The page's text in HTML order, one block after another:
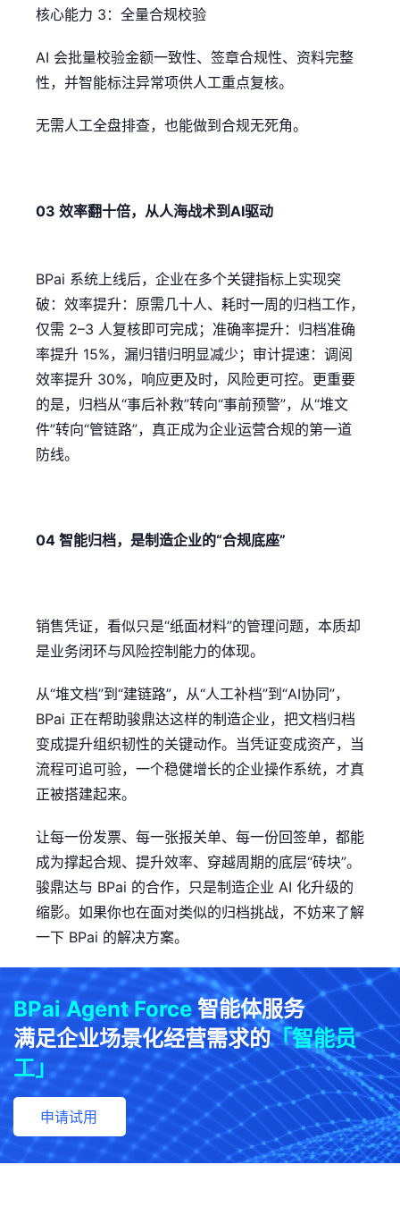
核心能力 3：全量合规校验
AI 会批量校验金额一致性、签章合规性、资料完整
性，并智能标注异常项供人工重点复核。
无需人工全盘排查，也能做到合规无死角。
03 效率翻十倍，从人海战术到AI驱动
BPai 系统上线后，企业在多个关键指标上实现突
破：效率提升：原需几十人、耗时一周的归档工作，
仅需 2–3 人复核即可完成；准确率提升：归档准确
率提升 15%，漏归错归明显减少；审计提速：调阅
效率提升 30%，响应更及时，风险更可控。更重要
的是，归档从“事后补救”转向“事前预警”，从“堆文
件”转向“管链路”，真正成为企业运营合规的第一道
防线。
04 智能归档，是制造企业的“合规底座”
销售凭证，看似只是“纸面材料”的管理问题，本质却
是业务闭环与风险控制能力的体现。
从“堆文档”到“建链路”，从“人工补档”到“AI协同”，
BPai 正在帮助骏鼎达这样的制造企业，把文档归档
变成提升组织韧性的关键动作。当凭证变成资产，当
流程可追可验，一个稳健增长的企业操作系统，才真
正被搭建起来。
让每一份发票、每一张报关单、每一份回签单，都能
成为撑起合规、提升效率、穿越周期的底层“砖块”。
骏鼎达与 BPai 的合作，只是制造企业 AI 化升级的
缩影。如果你也在面对类似的归档挑战，不妨来了解
一下 BPai 的解决方案。
BPai Agent Force 智能体服务
满足企业场景化经营需求的「智能员
工」
申请试用